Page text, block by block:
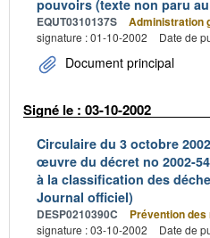
pouvoirs (texte non paru
EQUT0310137S Administration
signature : 01-10-2002
Date de
Document principal
Signé le : 03-10-2002
Circulaire du 3 octobre
œuvre du décret no 2002-
à la classification des
Journal officiel)
DESP0210390C Prévention
signature : 03-10-2002
Date de